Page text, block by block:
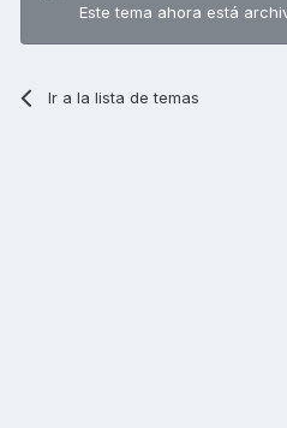
Este tema ahora está
Ir a la lista de temas